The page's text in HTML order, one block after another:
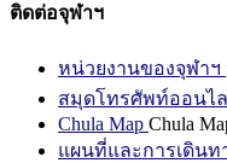
ติดต่อจุฬาฯ
หน่วยงานของจุฬาฯ
สมุดโทรศัพท์ออนไ
Chula Map Chula
แผนที่และการเดินท